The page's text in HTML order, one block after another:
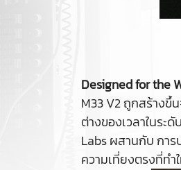
Designed for the
M33 V2 ถูกสร้างขึ้
ต่างของเวลาในระ
Labs ผสานกับ กา
ความเที่ยงตรงที่ท